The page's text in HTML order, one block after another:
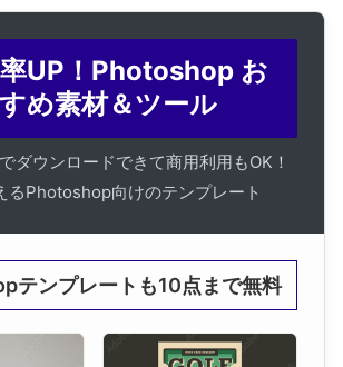
UP！Photoshop お
め素材＆ツール
ダウンロードできて商用利用もOK！
るPhotoshop向けのテンプレート
テンプレートも10点まで無料